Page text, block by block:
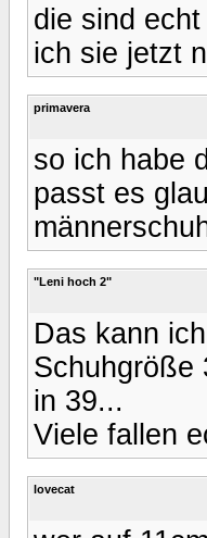
die sind
ich sie jetzt
primavera
so ich habe
passt es
"Leni hoch 2"
Das kann
Schuhgröße
in 39...
Viele fallen
lovecat